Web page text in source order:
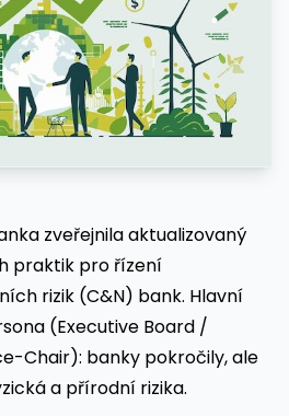
zveřejnila aktualizovaný
praktik pro řízení
rizik (C&N) bank. Hlavní
(Executive Board /
Chair): banky pokročily, ale
a přírodní rizika.